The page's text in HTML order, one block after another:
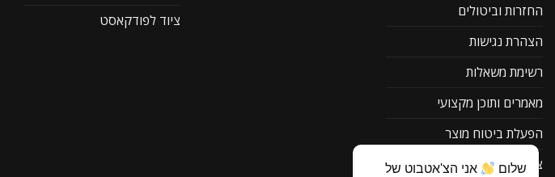
החזרות וביטולים
הצהרת נגישות
רשימת משאלות
מאמרים ותוכן מקצועי
הפעלת ביטוח מוצר
צור קשר
ציוד לפודקאסט
שלום אני הצ'אטבוט של